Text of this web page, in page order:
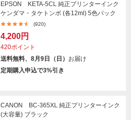
EPSON KETA-5CL 純正プリンターインク
ケンダマ・タケトンボ (各12ml) 5色パック
(920)
4,200円
420ポイント
送料無料、8月9日（日） お届け
定期購入申込で3%引き
CANON BC-365XL 純正プリンターインク
(大容量) ブラック